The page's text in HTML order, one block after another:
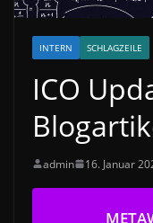
INTERN SCHLAGZEILE
ICO
admin 16. Januar